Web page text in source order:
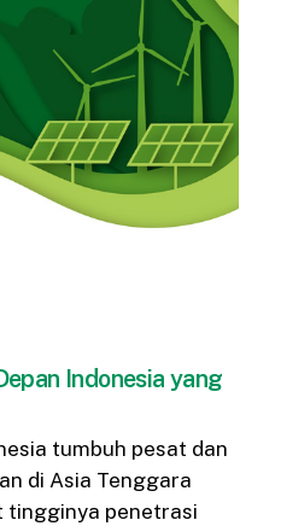
Indonesia yang
tumbuh pesat dan
di Asia Tenggara
tingginya penetrasi